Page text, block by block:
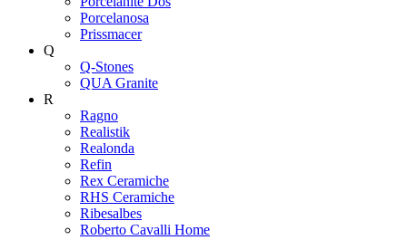
Porcelanosa
Prissmacer
Q
Q-Stones
QUA Granite
R
Ragno
Realistik
Realonda
Refin
Rex Ceramiche
RHS Ceramiche
Ribesalbes
Roberto Cavalli Home